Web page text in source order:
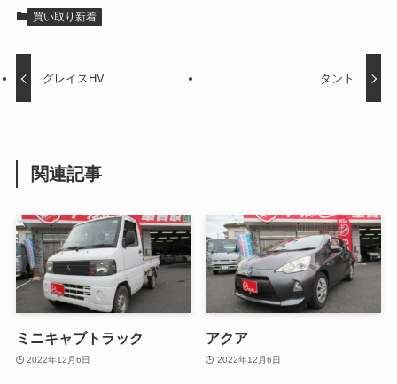
買い取り新着
グレイスHV タント
関連記事
ミニキャブトラック
2022年12月6日
アクア
2022年12月6日